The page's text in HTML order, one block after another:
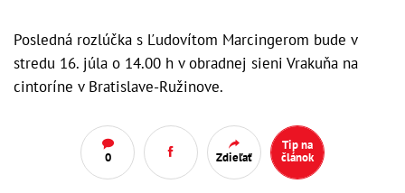
Posledná rozlúčka s Ľudovítom Marcingerom bude v
stredu 16. júla o 14.00 h v obradnej sieni Vrakuňa na
cintoríne v Bratislave-Ružinove.
0 Zdieľať
Tip na
článok